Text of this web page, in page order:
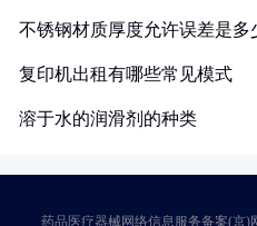
不锈钢材质厚度允许误差是多
复印机出租有哪些常见模式
溶于水的润滑剂的种类
药品医疗器械网络信息服务备案(京)